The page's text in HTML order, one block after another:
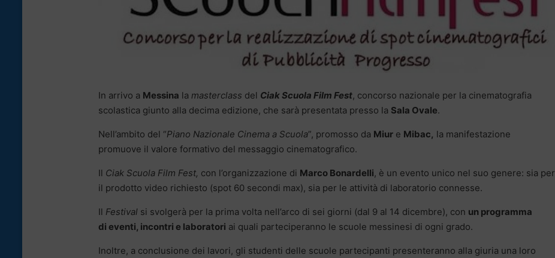
In arrivo a Messina la masterclass del Ciak Scuola Film Fest, concorso nazionale per la cinematografia
scolastica giunto alla decima edizione, che sarà presentata presso la Sala Ovale.
Nell’ambito del “Piano Nazionale Cinema a Scuola”, promosso da Miur e Mibac, la manifestazione
promuove il valore formativo del messaggio cinematografico.
Il Ciak Scuola Film Fest, con l’organizzazione di Marco Bonardelli, è un evento unico nel suo genere: sia per
il prodotto video richiesto (spot 60 secondi max), sia per le attività di laboratorio connesse.
Il Festival si svolgerà per la prima volta nell’arco di sei giorni (dal 9 al 14 dicembre), con un programma
di eventi, incontri e laboratori ai quali parteciperanno le scuole messinesi di ogni grado.
Inoltre, a conclusione dei lavori, gli studenti delle scuole partecipanti presenteranno alla giuria una loro